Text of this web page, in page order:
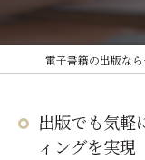
電子
出版でも気軽
ィングを実現